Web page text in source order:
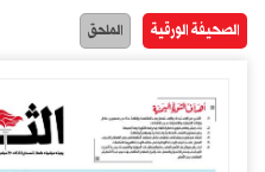
الصحيفة الورقية الملحق